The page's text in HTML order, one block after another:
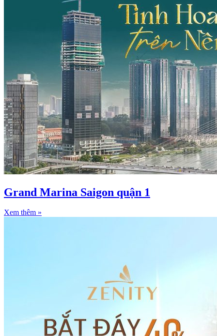
Grand Marina Saigon quận 1
Xem thêm »